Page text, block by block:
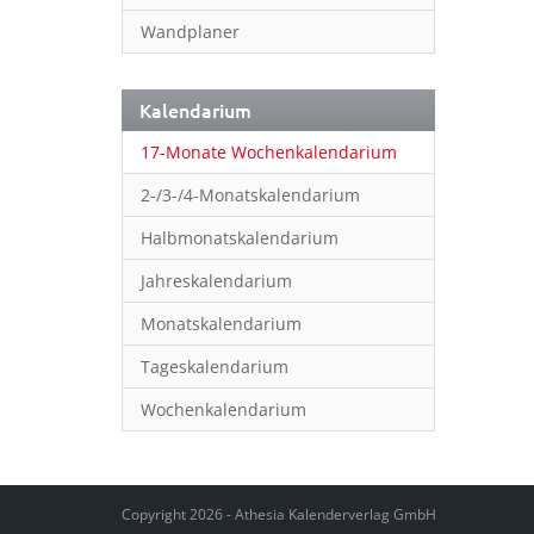
Wandplaner
Kalendarium
17-Monate Wochenkalendarium
2-/3-/4-Monatskalendarium
Halbmonatskalendarium
Jahreskalendarium
Monatskalendarium
Tageskalendarium
Wochenkalendarium
Copyright 2026 - Athesia Kalenderverlag GmbH